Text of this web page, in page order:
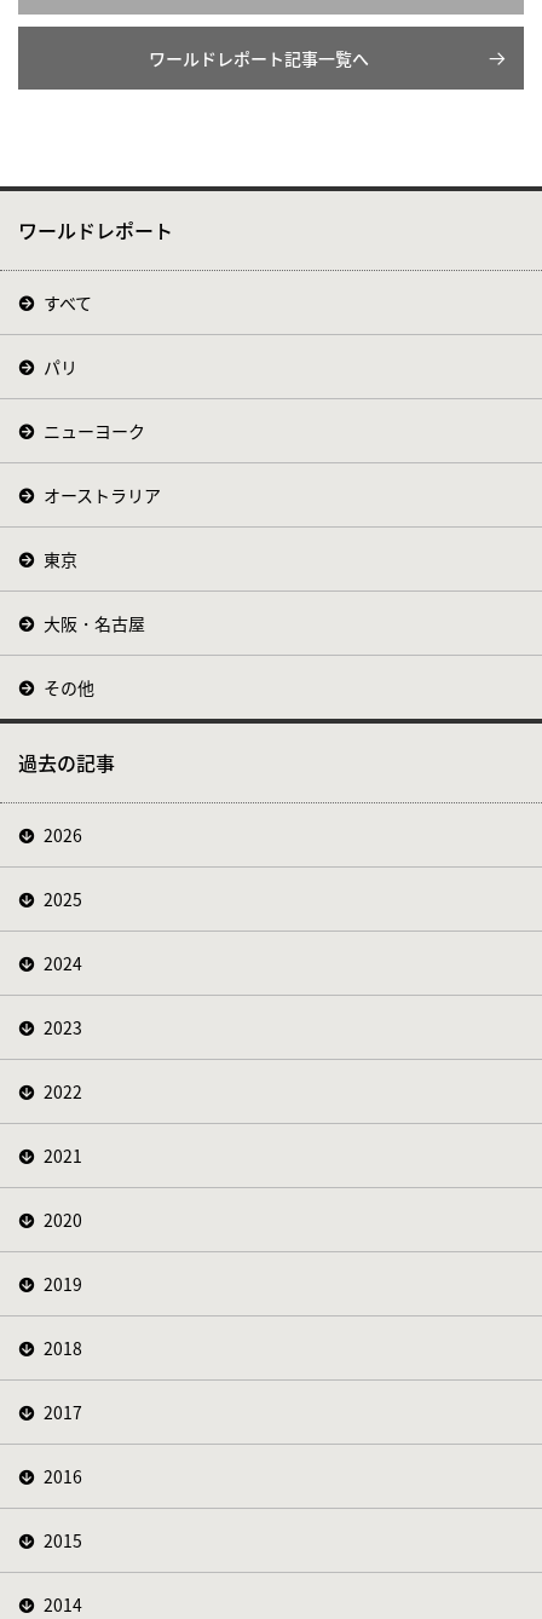
ワールドレポート記事一覧へ
ワールドレポート
すべて
パリ
ニューヨーク
オーストラリア
東京
大阪・名古屋
その他
過去の記事
2026
2025
2024
2023
2022
2021
2020
2019
2018
2017
2016
2015
2014